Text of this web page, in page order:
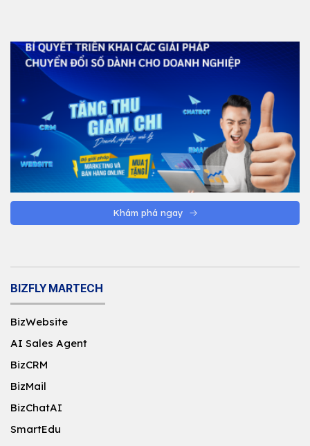
Khám phá ngay
BIZFLY MARTECH
BizWebsite
AI Sales Agent
BizCRM
BizMail
BizChatAI
SmartEdu